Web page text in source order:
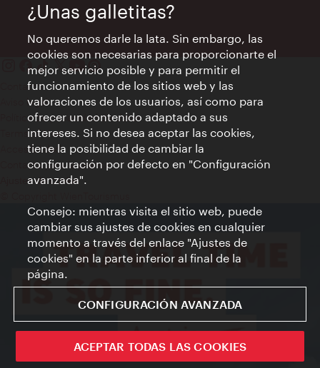
Contacto
Aviso legal
Política de privacidad de datos
Terms of Use
Accesibilidad
Contacto para la prensa
Ajustes de cookie
¿Unas galletitas?
No queremos darle la lata. Sin embargo, las
cookies son necesarias para proporcionarte el
mejor servicio posible y para permitir el
funcionamiento de los sitios web y las
valoraciones de los usuarios, así como para
ofrecer un contenido adaptado a sus
intereses. Si no desea aceptar las cookies,
tiene la posibilidad de cambiar la
configuración por defecto en "Configuración
avanzada".
Consejo: mientras visita el sitio web, puede
cambiar sus ajustes de cookies en cualquier
momento a través del enlace "Ajustes de
cookies" en la parte inferior al final de la
página.
CONFIGURACIÓN AVANZADA
ACEPTAR TODAS LAS COOKIES